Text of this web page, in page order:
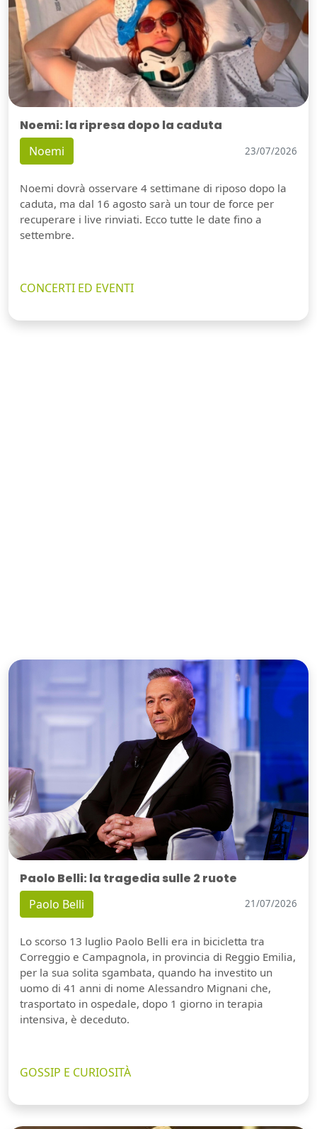
Noemi: la ripresa dopo la caduta
Noemi 23/07/2026
Noemi dovrà osservare 4 settimane di riposo dopo la
caduta, ma dal 16 agosto sarà un tour de force per
recuperare i live rinviati. Ecco tutte le date fino a
settembre.
CONCERTI ED EVENTI
Paolo Belli: la tragedia sulle 2 ruote
Paolo Belli 21/07/2026
Lo scorso 13 luglio Paolo Belli era in bicicletta tra
Correggio e Campagnola, in provincia di Reggio Emilia,
per la sua solita sgambata, quando ha investito un
uomo di 41 anni di nome Alessandro Mignani che,
trasportato in ospedale, dopo 1 giorno in terapia
intensiva, è deceduto.
GOSSIP E CURIOSITÀ